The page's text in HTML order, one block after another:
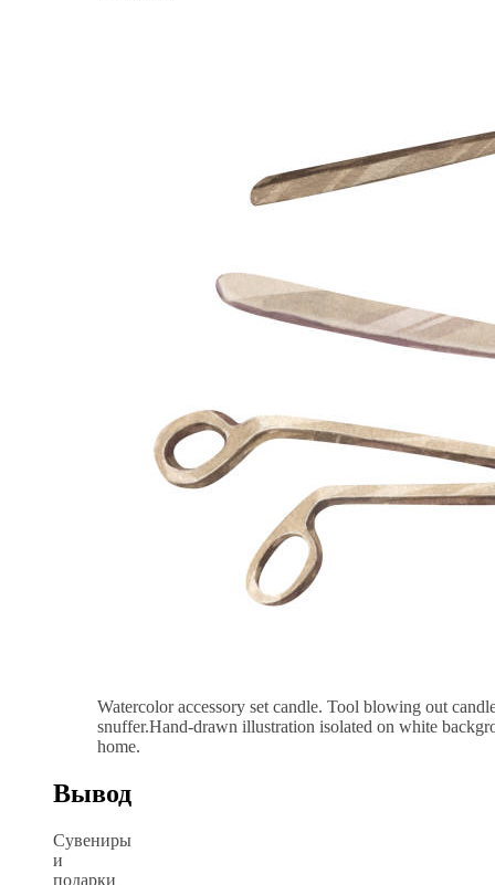
Watercolor accessory set candle. Tool blowing out
snuffer.Hand-drawn illustration isolated on white
home.
Вывод
Сувениры
и
подарки